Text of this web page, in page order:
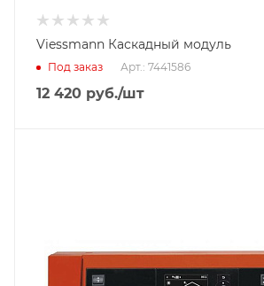
Viessmann Каскадный модуль
Под заказ Арт.: 7441586
12 420 руб./шт